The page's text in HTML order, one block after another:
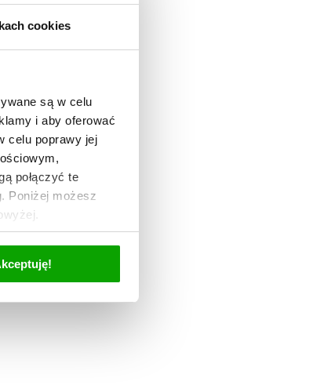
cookies
są w celu
i aby oferować
celu poprawy jej
połączyć te
Poniżej możesz